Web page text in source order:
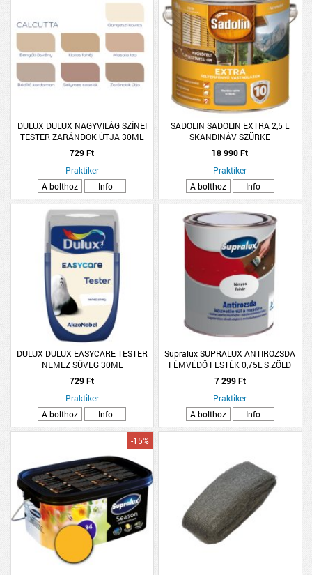
DULUX DULUX NAGYVILÁG SZÍNEI
TESTER ZARÁNDOK ÚTJA 30ML
729 Ft
Praktiker
A bolthoz
Info
SADOLIN SADOLIN EXTRA 2,5 L
SKANDINÁV SZÜRKE
18 990 Ft
Praktiker
A bolthoz
Info
DULUX DULUX EASYCARE TESTER
NEMEZ SÜVEG 30ML
729 Ft
Praktiker
A bolthoz
Info
Supralux SUPRALUX ANTIROZSDA
FÉMVÉDŐ FESTÉK 0,75L S.ZÖLD
RAL6005 OLDÓSZ (230678
7 299 Ft
Praktiker
A bolthoz
Info
-15%